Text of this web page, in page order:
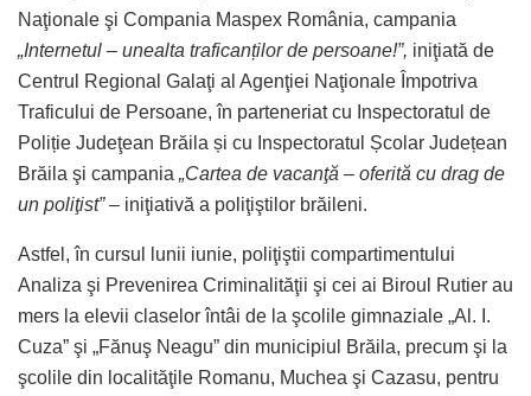
Naţionale şi Compania Maspex România, campania
„Internetul – unealta traficanților de persoane!”, iniţiată de
Centrul Regional Galaţi al Agenţiei Naţionale Împotriva
Traficului de Persoane, în parteneriat cu Inspectoratul de
Poliție Judeţean Brăila și cu Inspectoratul Școlar Județean
Brăila şi campania „Cartea de vacanţă – oferită cu drag de
un poliţist” – iniţiativă a poliţiştilor brăileni.
Astfel, în cursul lunii iunie, poliţiştii compartimentului
Analiza şi Prevenirea Criminalităţii şi cei ai Biroul Rutier au
mers la elevii claselor întâi de la şcolile gimnaziale „Al. I.
Cuza” şi „Fănuş Neagu” din municipiul Brăila, precum şi la
şcolile din localităţile Romanu, Muchea şi Cazasu, pentru